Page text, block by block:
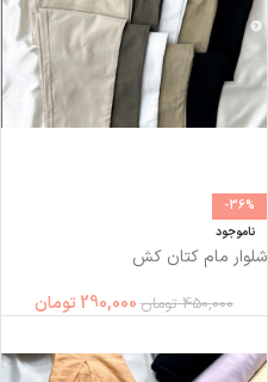
-36%
ناموجود
شلوار مام كتان كش
450,000 تومان 290,000 تومان